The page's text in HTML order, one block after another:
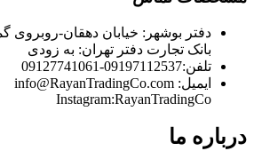
دفتر بوشهر: خیابان دهقان-
بانک تجارت دفتر تهران: به زودی
تلفن:09197112537-09127741061
ایمیل: info@RayanTradingCo.com
Instagram:RayanTradingCo
درباره ما